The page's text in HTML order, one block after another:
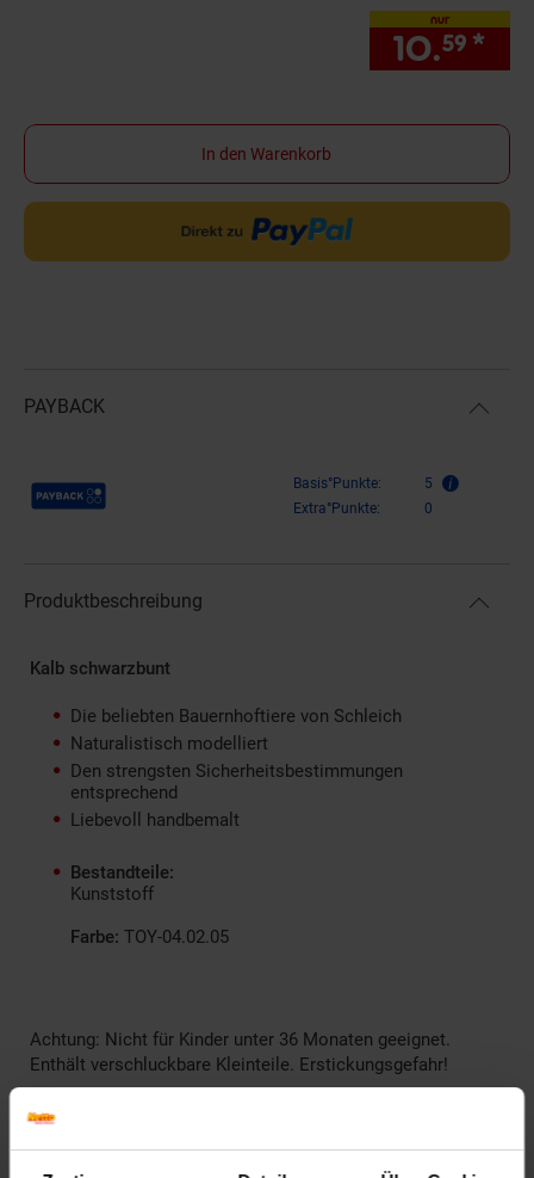
nur
10.59 *
In den Warenkorb
PAYBACK
Payback Punkte Basis°Punkte:
5
Extra°Punkte:
0
Produktbeschreibung
Kalb schwarzbunt
Die beliebten Bauernhoftiere von Schleich
Naturalistisch modelliert
Den strengsten Sicherheitsbestimmungen
entsprechend
Liebevoll handbemalt
Bestandteile:
Kunststoff
Farbe: TOY-04.02.05
Achtung: Nicht für Kinder unter 36 Monaten geeignet.
Enthält verschluckbare Kleinteile. Erstickungsgefahr!
Artikelnummer: 2854565000